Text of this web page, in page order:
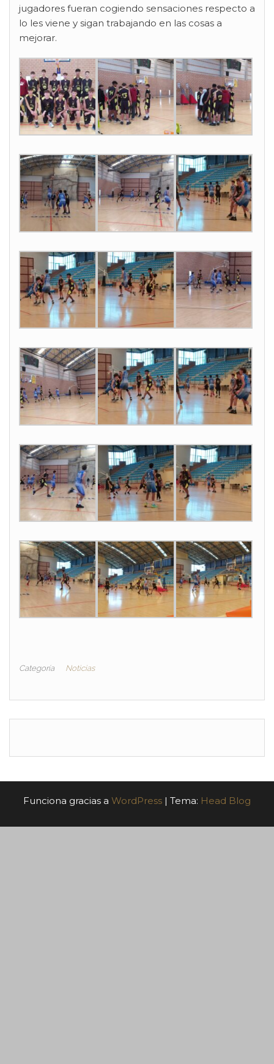
jugadores fueran cogiendo sensaciones respecto a
lo les viene y sigan trabajando en las cosas a
mejorar.
Categoría Noticias
Funciona gracias a WordPress | Tema: Head Blog